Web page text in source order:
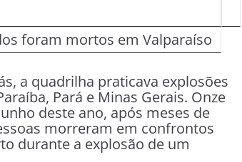
foram mortos em Valparaíso
a quadrilha praticava explosões
Pará e Minas Gerais. Onze
deste ano, após meses de
morreram em confrontos
durante a explosão de um